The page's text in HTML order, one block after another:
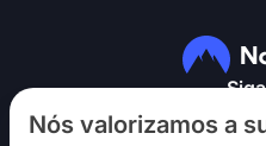
Nós valorizamos a